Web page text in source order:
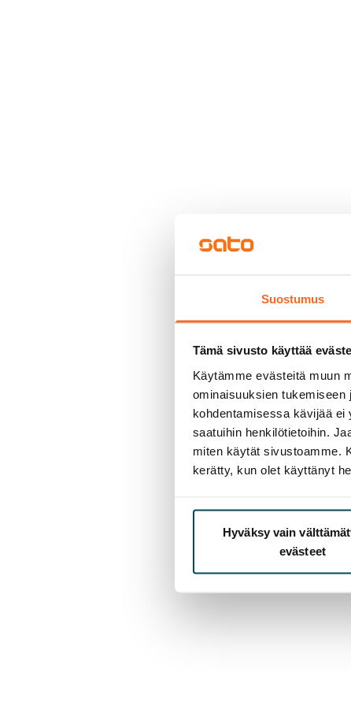
Suostumus
Tämä sivusto käyttää
Käytämme evästeitä muun
ominaisuuksien
kohdentamisessa kävijää
saatuihin henkilötietoihin.
miten käytät sivustoamme.
kerätty, kun olet käyttänyt
Hyväksy vain
evästeet